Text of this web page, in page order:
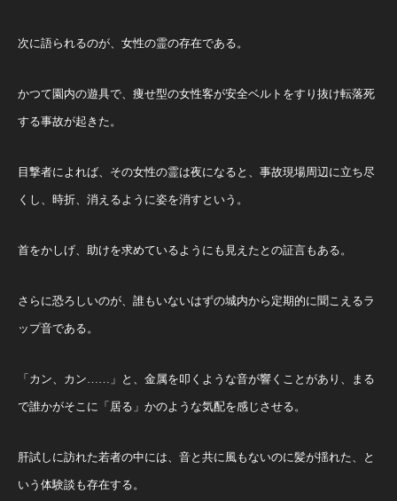
次に語られるのが、女性の霊の存在である。
かつて園内の遊具で、痩せ型の女性客が安全ベルトをすり抜け転落死
する事故が起きた。
目撃者によれば、その女性の霊は夜になると、事故現場周辺に立ち尽
くし、時折、消えるように姿を消すという。
首をかしげ、助けを求めているようにも見えたとの証言もある。
さらに恐ろしいのが、誰もいないはずの城内から定期的に聞こえるラ
ップ音である。
「カン、カン……」と、金属を叩くような音が響くことがあり、まる
で誰かがそこに「居る」かのような気配を感じさせる。
肝試しに訪れた若者の中には、音と共に風もないのに髪が揺れた、と
いう体験談も存在する。